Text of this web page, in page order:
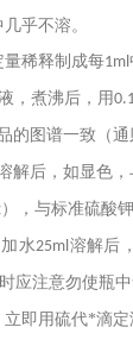
乎不溶。
稀释制成每1ml
，煮沸后，用
的图谱一致（通
解后，如显色
），与标准硫酸
水25ml溶解后
应注意勿使瓶
立即用硫代*滴定